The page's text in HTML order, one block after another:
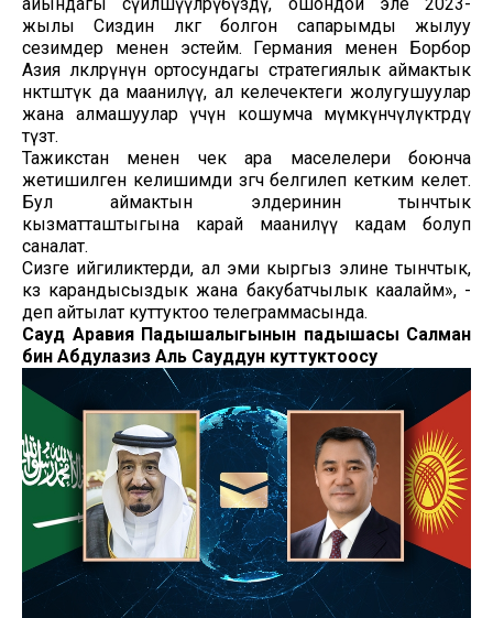
жылы Сиздин өлкөгө болгон сапарымды жылуу
сезимдер менен эстейм. Германия менен Борбор
Азия өлкөлөрүнүн ортосундагы стратегиялык аймактык
өнөктөштүк да маанилүү, ал келечектеги жолугушуулар
жана алмашуулар үчүн кошумча мүмкүнчүлүктөрдү
түзөт.
Тажикстан менен чек ара маселелери боюнча
жетишилген келишимди өзгөчө белгилеп кетким келет.
Бул аймактын элдеринин тынчтык
кызматташтыгына карай маанилүү кадам болуп
саналат.
Сизге ийгиликтерди, ал эми кыргыз элине тынчтык,
көз карандысыздык жана бакубатчылык каалайм», -
деп айтылат куттуктоо телеграммасында.
Сауд Аравия Падышалыгынын падышасы Салман
бин Абдулазиз Аль Сауддун куттуктоосу